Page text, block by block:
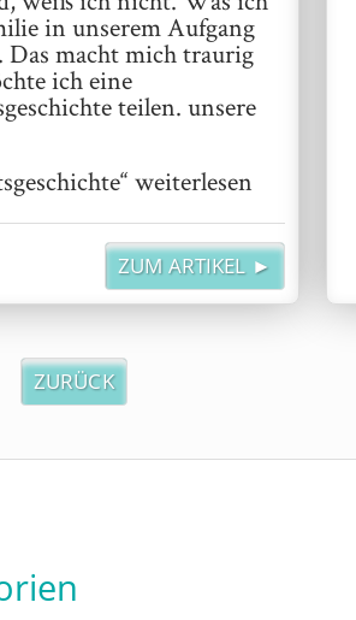
in unserem Aufgang
Das macht mich traurig
ich eine
teilen. unsere
weiterlesen
ZUM ARTIKEL ►
ZURÜCK